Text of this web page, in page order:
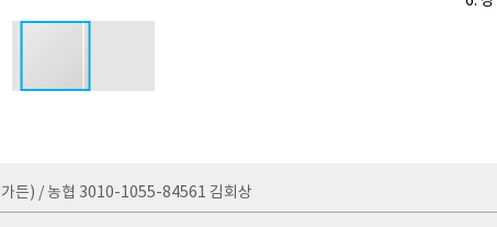
든) / 농협 3010-1055-84561 김회상